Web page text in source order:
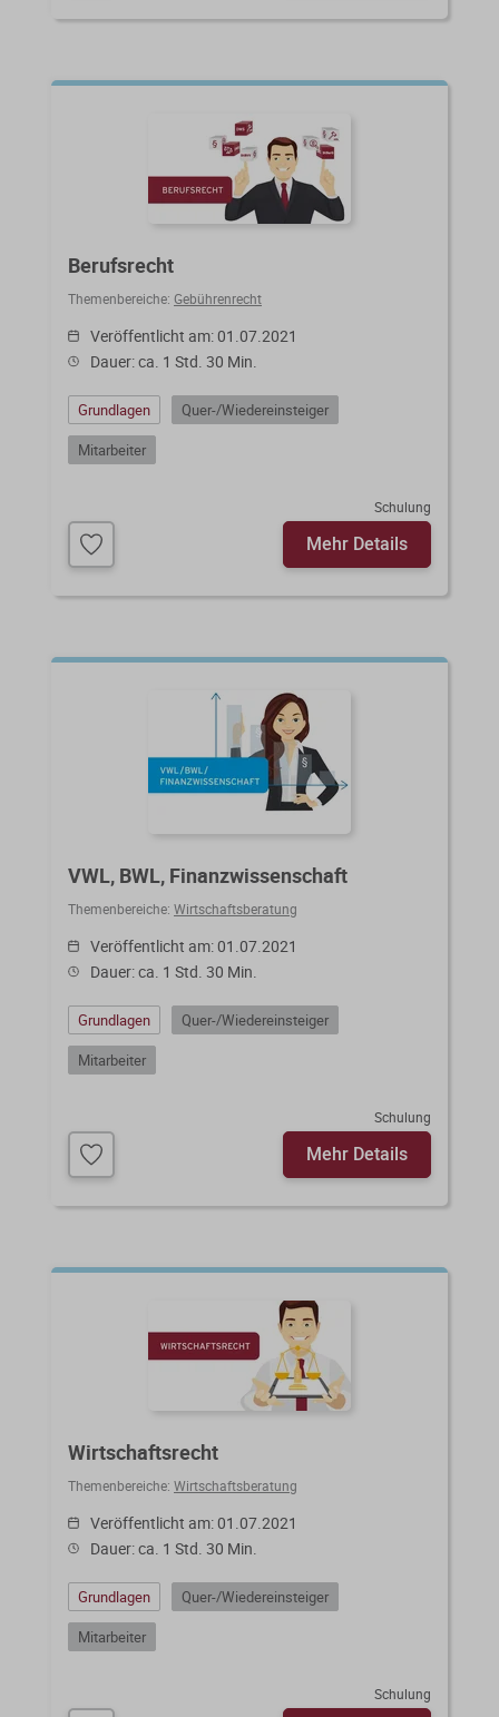
Berufsrecht
Themenbereiche: Gebührenrecht
Veröffentlicht am: 01.07.2021
Dauer: ca. 1 Std. 30 Min.
Grundlagen
Quer-/Wiedereinsteiger
Mitarbeiter
Schulung
Mehr Details
VWL, BWL, Finanzwissenschaft
Themenbereiche: Wirtschaftsberatung
Veröffentlicht am: 01.07.2021
Dauer: ca. 1 Std. 30 Min.
Grundlagen
Quer-/Wiedereinsteiger
Mitarbeiter
Schulung
Mehr Details
Wirtschaftsrecht
Themenbereiche: Wirtschaftsberatung
Veröffentlicht am: 01.07.2021
Dauer: ca. 1 Std. 30 Min.
Grundlagen
Quer-/Wiedereinsteiger
Mitarbeiter
Schulung